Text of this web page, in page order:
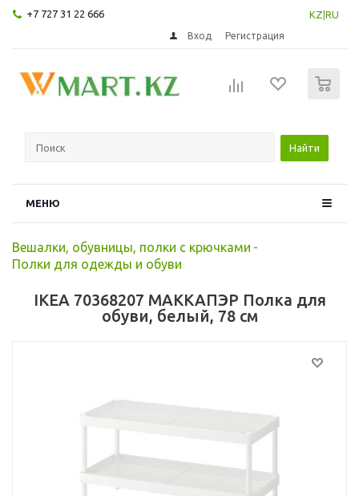
+7 727 31 22 666 KZ RU
Вход Регистрация
Найти
МЕНЮ
Вешалки, обувницы, полки с крючками -
Полки для одежды и обуви
IKEA 70368207 МАККАПЭР Полка для
обуви, белый, 78 см